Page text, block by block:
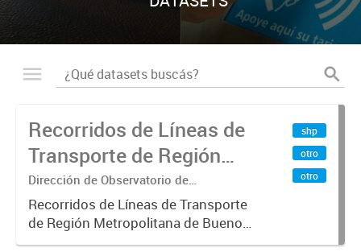
Recorridos de Líneas de
Transporte de Región
Metropolitana de
Buenos Aires (RMBA)
Dirección de Observatorio de
Transporte, Estudio y Sistemas
Recorridos de Líneas de Transporte
de Región Metropolitana de Buenos
Aires (RMBA).-
shp
otro
otro